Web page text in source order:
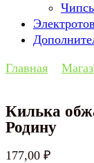
Главная
Килька
Родину
177,00 ₽